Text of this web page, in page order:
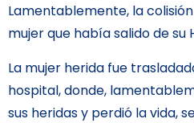
Lamentablemente, la
mujer que había salido de su
La mujer herida fue
hospital, donde,
sus heridas y perdió la vida,